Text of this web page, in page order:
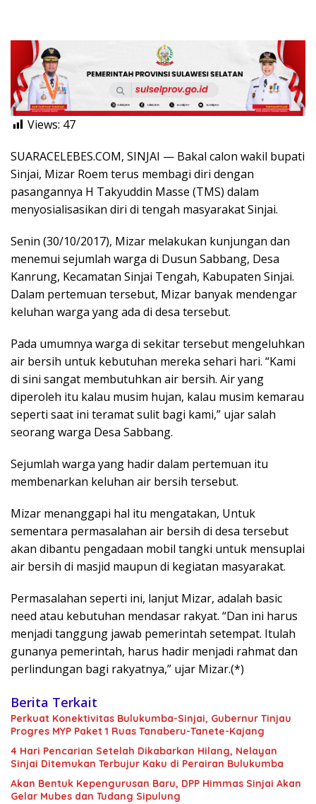
Views: 47
SUARACELEBES.COM, SINJAI — Bakal calon wakil bupati
Sinjai, Mizar Roem terus membagi diri dengan
pasangannya H Takyuddin Masse (TMS) dalam
menyosialisasikan diri di tengah masyarakat Sinjai.
Senin (30/10/2017), Mizar melakukan kunjungan dan
menemui sejumlah warga di Dusun Sabbang, Desa
Kanrung, Kecamatan Sinjai Tengah, Kabupaten Sinjai.
Dalam pertemuan tersebut, Mizar banyak mendengar
keluhan warga yang ada di desa tersebut.
Pada umumnya warga di sekitar tersebut mengeluhkan
air bersih untuk kebutuhan mereka sehari hari. “Kami
di sini sangat membutuhkan air bersih. Air yang
diperoleh itu kalau musim hujan, kalau musim kemarau
seperti saat ini teramat sulit bagi kami,” ujar salah
seorang warga Desa Sabbang.
Sejumlah warga yang hadir dalam pertemuan itu
membenarkan keluhan air bersih tersebut.
Mizar menanggapi hal itu mengatakan, Untuk
sementara permasalahan air bersih di desa tersebut
akan dibantu pengadaan mobil tangki untuk mensuplai
air bersih di masjid maupun di kegiatan masyarakat.
Permasalahan seperti ini, lanjut Mizar, adalah basic
need atau kebutuhan mendasar rakyat. “Dan ini harus
menjadi tanggung jawab pemerintah setempat. Itulah
gunanya pemerintah, harus hadir menjadi rahmat dan
perlindungan bagi rakyatnya,” ujar Mizar.(*)
Berita Terkait
Perkuat Konektivitas Bulukumba-Sinjai, Gubernur Tinjau
Progres MYP Paket 1 Ruas Tanaberu-Tanete-Kajang
4 Hari Pencarian Setelah Dikabarkan Hilang, Nelayan
Sinjai Ditemukan Terbujur Kaku di Perairan Bulukumba
Akan Bentuk Kepengurusan Baru, DPP Himmas Sinjai Akan
Gelar Mubes dan Tudang Sipulung